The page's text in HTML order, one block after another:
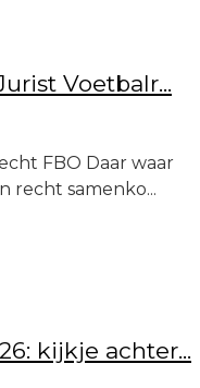
Voetbalr...
FBO Daar waar
recht samenko...
kijkje achter...